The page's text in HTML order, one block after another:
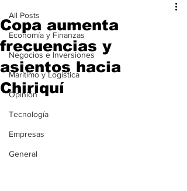
All Posts
Economía y Finanzas
Negocios e Inversiones
Marítimo y Logística
Opinión
Tecnología
Empresas
General
Copa aumenta
frecuencias y
asientos hacia
Chiriquí